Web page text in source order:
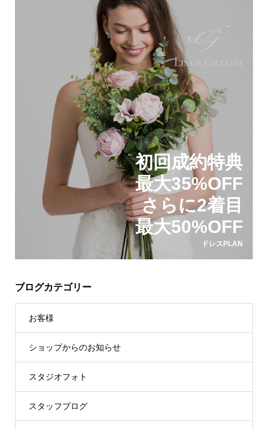
初回成約特典
最大35%OFF
さらに2着目
最大50%OFF
ドレスPLAN
ブログカテゴリー
お客様
ショップからのお知らせ
スタジオフォト
スタッフブログ